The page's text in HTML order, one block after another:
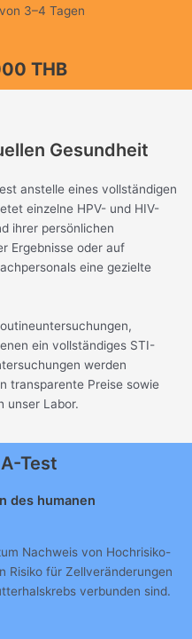
3–4 Tagen
THB
Gesundheit
anstelle eines vollständigen
einzelne HPV- und HIV-
ihrer persönlichen
Ergebnisse oder auf
eine gezielte
ein vollständiges STI-
werden
transparente Preise sowie
unser Labor.
Test
des humanen
Nachweis von Hochrisiko-
Risiko für Zellveränderungen
verbunden sind.